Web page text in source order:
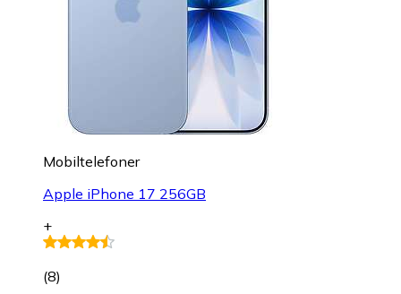
Mobiltelefoner
Apple iPhone 17 256GB
+
(8)